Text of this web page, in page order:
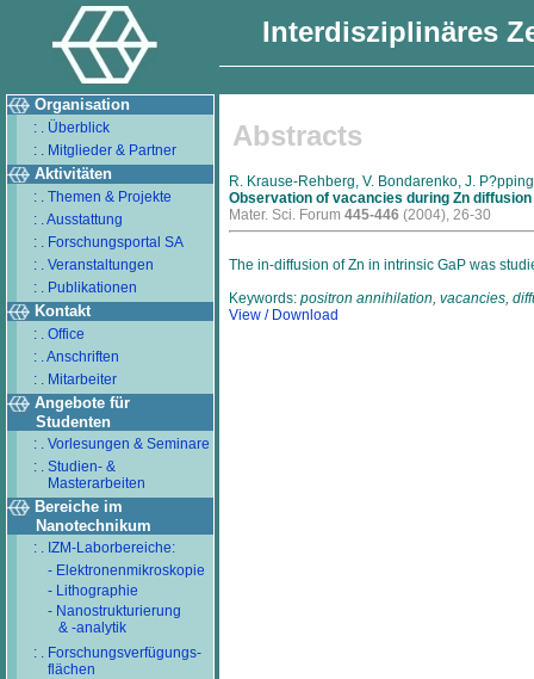
Interdisziplinäres
Organisation
: . Überblick
: . Mitglieder & Partner
Aktivitäten
: . Themen & Projekte
: . Ausstattung
: . Forschungsportal SA
: . Veranstaltungen
: . Publikationen
Kontakt
: . Office
: . Anschriften
: . Mitarbeiter
Angebote für
Studenten
: . Vorlesungen & Seminare
: . Studien- &
Masterarbeiten
Bereiche im
Nanotechnikum
: . IZM-Laborbereiche:
- Elektronenmikroskopie
- Lithographie
- Nanostrukturierung
& -analytik
: . Forschungsverfügungs-
flächen
Abstracts
R. Krause-Rehberg, V. Bondarenko, J.
Observation of vacancies during Zn diffusion
Mater. Sci. Forum 445-446 (2004), 26-30
The in-diffusion of Zn in intrinsic GaP was
Keywords: positron annihilation, vacancies,
View / Download